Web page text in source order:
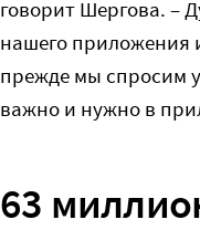
говорит Шергова. –
нашего приложения
прежде мы спросим
важно и нужно в
63